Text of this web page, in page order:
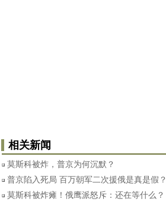
相关新闻
莫斯科被炸，普京为何沉默？
普京陷入死局 百万朝军二次援俄是真是假？
莫斯科被炸瘫！俄鹰派怒斥：还在等什么？